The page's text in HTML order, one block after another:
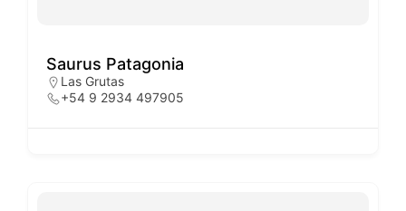
Saurus Patagonia
Las Grutas
+54 9 2934 497905